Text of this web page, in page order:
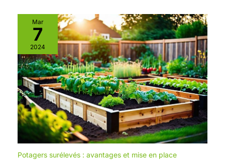
Mar
7
2024
Potagers surélevés : avantages et mise en place